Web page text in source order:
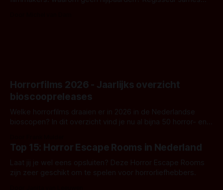
Horrorfilms 2026 - Jaarlijks overzicht
bioscoopreleases
Welke horrorfilms draaien er in 2026 in de Nederlandse
bioscopen? In dit overzicht vind je nu al bijna 50 horror- en
Top 15: Horror Escape Rooms in Nederland
Laat jij je wel eens opsluiten? Deze Horror Escape Rooms
zijn zeer geschikt om te spelen voor horrorliefhebbers.